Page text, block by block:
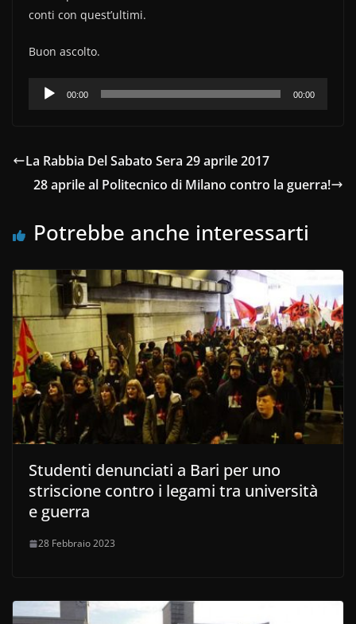
conti con quest’ultimi.
Buon ascolto.
Audio
00:00 00:00
La Rabbia Del Sabato Sera 29 aprile 2017
28 aprile al Politecnico di Milano contro la guerra!
Potrebbe anche interessarti
Studenti denunciati a Bari per uno
striscione contro i legami tra università
e guerra
28 Febbraio 2023